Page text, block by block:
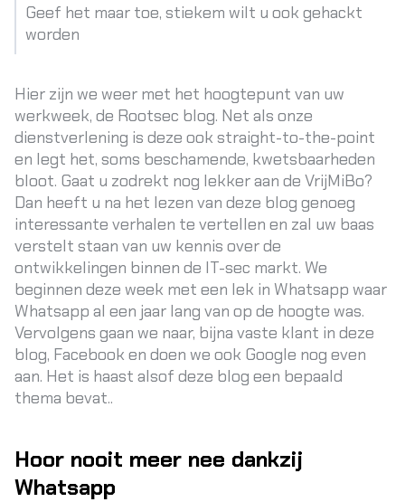
Hier zijn we weer met het hoogtepunt van uw
werkweek, de Rootsec blog. Net als onze
dienstverlening is deze ook straight-to-the-point
en legt het, soms beschamende, kwetsbaarheden
bloot. Gaat u zodrekt nog lekker aan de VrijMiBo?
Dan heeft u na het lezen van deze blog genoeg
interessante verhalen te vertellen en zal uw baas
verstelt staan van uw kennis over de
ontwikkelingen binnen de IT-sec markt. We
beginnen deze week met een lek in Whatsapp waar
Whatsapp al een jaar lang van op de hoogte was.
Vervolgens gaan we naar, bijna vaste klant in deze
blog, Facebook en doen we ook Google nog even
aan. Het is haast alsof deze blog een bepaald
thema bevat..
Hoor nooit meer nee dankzij
Whatsapp
Geef het maar toe, stiekem wilt u ook gehackt
worden